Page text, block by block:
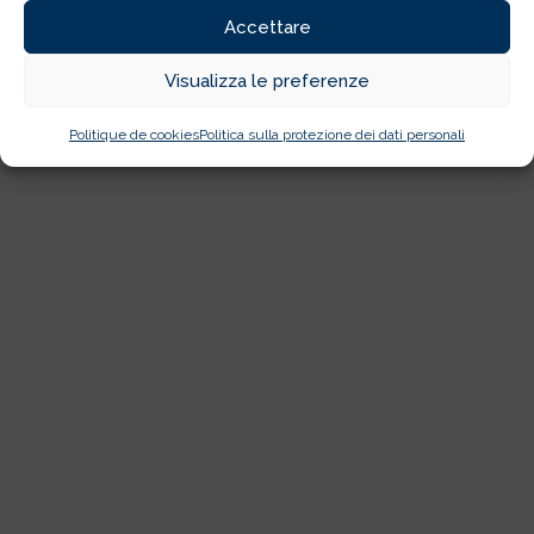
Accettare
Visualizza le preferenze
Politique de cookiesPolitica sulla protezione dei dati personali